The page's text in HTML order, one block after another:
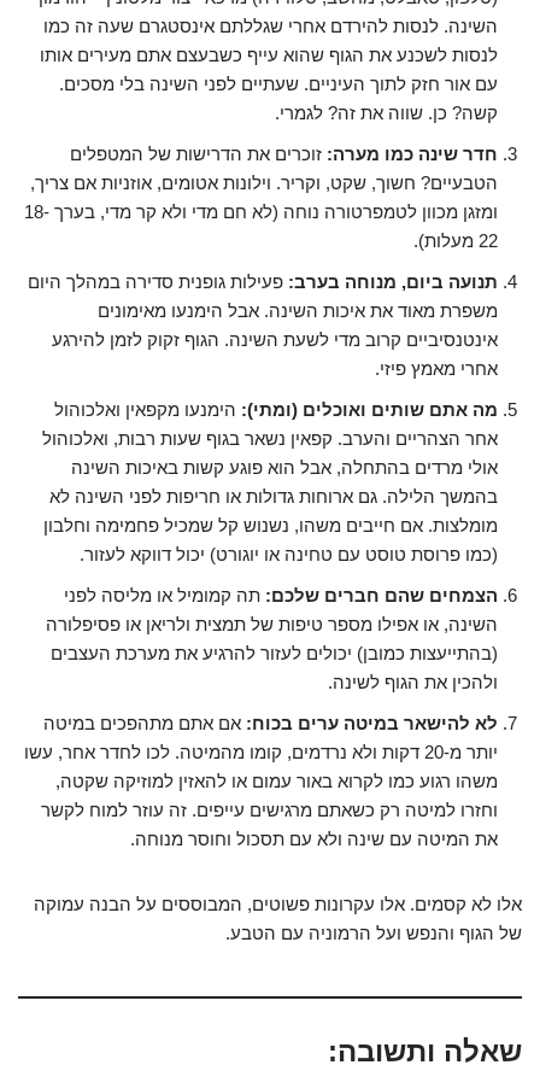
השינה. לנסות להירדם אחרי שגללתם אינסטגרם שעה זה כמו
לנסות לשכנע את הגוף שהוא עייף כשבעצם אתם מעירים אותו
עם אור חזק לתוך העיניים. שעתיים לפני השינה בלי מסכים.
קשה? כן. שווה את זה? לגמרי.
חדר שינה כמו מערה: זוכרים את הדרישות של המטפלים
הטבעיים? חשוך, שקט, וקריר. וילונות אטומים, אוזניות אם צריך,
ומזגן מכוון לטמפרטורה נוחה (לא חם מדי ולא קר מדי, בערך 18-
22 מעלות).
תנועה ביום, מנוחה בערב: פעילות גופנית סדירה במהלך היום
משפרת מאוד את איכות השינה. אבל הימנעו מאימונים
אינטנסיביים קרוב מדי לשעת השינה. הגוף זקוק לזמן להירגע
אחרי מאמץ פיזי.
מה אתם שותים ואוכלים (ומתי): הימנעו מקפאין ואלכוהול
אחר הצהריים והערב. קפאין נשאר בגוף שעות רבות, ואלכוהול
אולי מרדים בהתחלה, אבל הוא פוגע קשות באיכות השינה
בהמשך הלילה. גם ארוחות גדולות או חריפות לפני השינה לא
מומלצות. אם חייבים משהו, נשנוש קל שמכיל פחמימה וחלבון
(כמו פרוסת טוסט עם טחינה או יוגורט) יכול דווקא לעזור.
הצמחים שהם חברים שלכם: תה קמומיל או מליסה לפני
השינה, או אפילו מספר טיפות של תמצית ולריאן או פסיפלורה
(בהתייעצות כמובן) יכולים לעזור להרגיע את מערכת העצבים
ולהכין את הגוף לשינה.
לא להישאר במיטה ערים בכוח: אם אתם מתהפכים במיטה
יותר מ-20 דקות ולא נרדמים, קומו מהמיטה. לכו לחדר אחר, עשו
משהו רגוע כמו לקרוא באור עמום או להאזין למוזיקה שקטה,
וחזרו למיטה רק כשאתם מרגישים עייפים. זה עוזר למוח לקשר
את המיטה עם שינה ולא עם תסכול וחוסר מנוחה.
אלו לא קסמים. אלו עקרונות פשוטים, המבוססים על הבנה עמוקה
של הגוף והנפש ועל הרמוניה עם הטבע.
שאלה ותשובה: